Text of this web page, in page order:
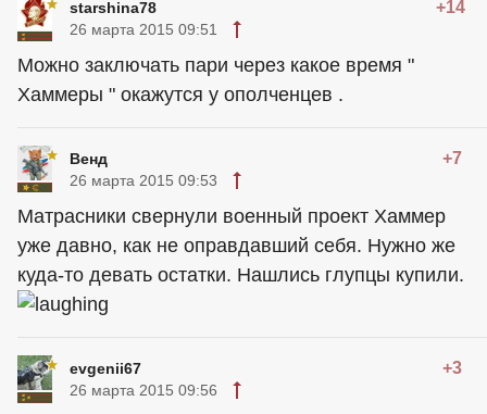
starshina78 +14
26 марта 2015 09:51
Можно заключать пари через какое время "
Хаммеры " окажутся у ополченцев .
Венд +7
26 марта 2015 09:53
Матрасники свернули военный проект Хаммер
уже давно, как не оправдавший себя. Нужно же
куда-то девать остатки. Нашлись глупцы купили.
evgenii67 +3
26 марта 2015 09:56